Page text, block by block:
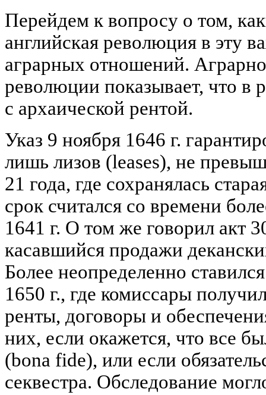
Перейдем к вопросу о том,
английская революция в эту
аграрных отношений.
революции показывает, что в
с архаической рентой.
Указ 9 ноября 1646 г.
лишь лизов (leases), не
21 года, где сохранялась
срок считался со времени
1641 г. О том же говорил акт
касавшийся продажи
Более неопределенно
1650 г., где комиссары
ренты, договоры и
них, если окажется, что все
(bona fide), или если
секвестра. Обследование